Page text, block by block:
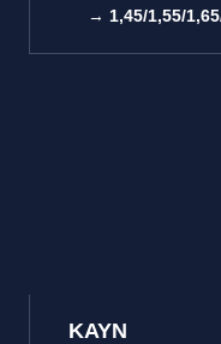
→ 1,45/1,55/
KAYN